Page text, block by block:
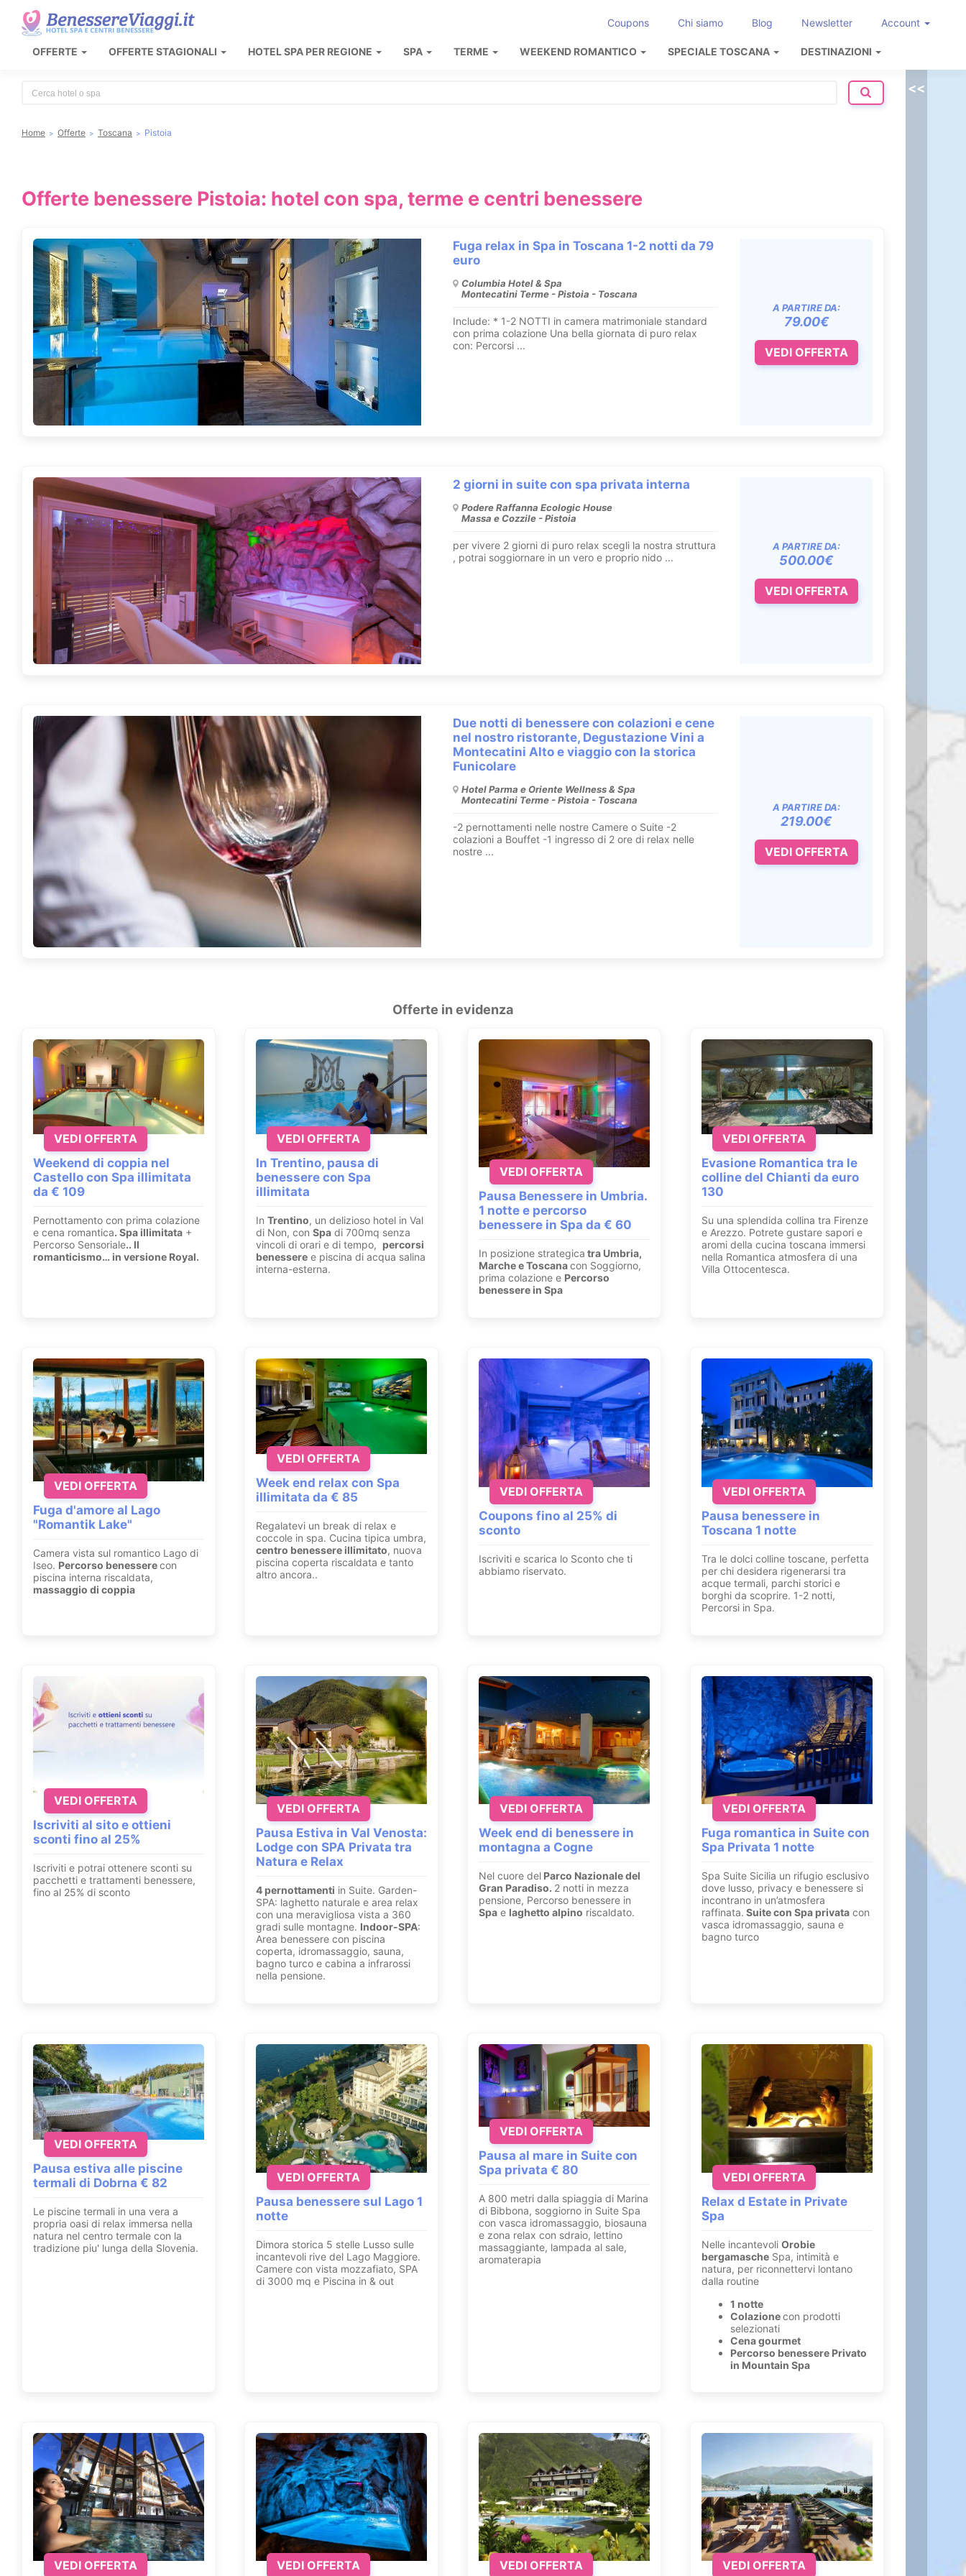
Coupons Chi siamo Blog Newsletter Account
OFFERTE OFFERTE STAGIONALI HOTEL SPA PER REGIONE SPA TERME WEEKEND ROMANTICO SPECIALE TOSCANA DESTINAZIONI
Home Offerte Toscana Pistoia
Offerte benessere Pistoia: hotel con spa, terme e centri benessere
Fuga relax in Spa in Toscana 1-2 notti da 79
euro
Columbia Hotel & Spa
Montecatini Terme - Pistoia - Toscana
Include: * 1-2 NOTTI in camera matrimoniale standard
con prima colazione Una bella giornata di puro relax
con: Percorsi ...
A PARTIRE DA:
79.00€
VEDI OFFERTA
2 giorni in suite con spa privata interna
Podere Raffanna Ecologic House
Massa e Cozzile - Pistoia
per vivere 2 giorni di puro relax scegli la nostra struttura
, potrai soggiornare in un vero e proprio nido ...
A PARTIRE DA:
500.00€
VEDI OFFERTA
Due notti di benessere con colazioni e cene
nel nostro ristorante, Degustazione Vini a
Montecatini Alto e viaggio con la storica
Funicolare
Hotel Parma e Oriente Wellness & Spa
Montecatini Terme - Pistoia - Toscana
-2 pernottamenti nelle nostre Camere o Suite -2
colazioni a Bouffet -1 ingresso di 2 ore di relax nelle
nostre ...
A PARTIRE DA:
219.00€
VEDI OFFERTA
Offerte in evidenza
Weekend di coppia nel
Castello con Spa illimitata
da € 109
Pernottamento con prima colazione
e cena romantica. Spa illimitata +
Percorso Sensoriale.. Il
romanticismo… in versione Royal.
VEDI OFFERTA
In Trentino, pausa di
benessere con Spa
illimitata
In Trentino, un delizioso hotel in Val
di Non, con Spa di 700mq senza
vincoli di orari e di tempo, percorsi
benessere e piscina di acqua salina
interna-esterna.
VEDI OFFERTA
Pausa Benessere in Umbria.
1 notte e percorso
benessere in Spa da € 60
In posizione strategica tra Umbria,
Marche e Toscanacon Soggiorno,
prima colazione e Percorso
benessere in Spa
VEDI OFFERTA
Evasione Romantica tra le
colline del Chianti da euro
130
Su una splendida collina tra Firenze
e Arezzo. Potrete gustare sapori e
aromi della cucina toscana immersi
nella Romantica atmosfera di una
Villa Ottocentesca.
VEDI OFFERTA
Fuga d'amore al Lago
"Romantik Lake"
Camera vista sul romantico Lago di
Iseo. Percorso benesserecon
piscina interna riscaldata,
massaggio di coppia
VEDI OFFERTA
Week end relax con Spa
illimitata da € 85
Regalatevi un break di relax e
coccole in spa. Cucina tipica umbra,
centro benessere illimitato, nuova
piscina coperta riscaldata e tanto
altro ancora..
VEDI OFFERTA
Coupons fino al 25% di
sconto
Iscriviti e scarica lo Sconto che ti
abbiamo riservato.
VEDI OFFERTA
Pausa benessere in
Toscana 1 notte
Tra le dolci colline toscane, perfetta
per chi desidera rigenerarsi tra
acque termali, parchi storici e
borghi da scoprire. 1-2 notti,
Percorsi in Spa.
VEDI OFFERTA
Iscriviti al sito e ottieni
sconti fino al 25%
Iscriviti e potrai ottenere sconti su
pacchetti e trattamenti benessere,
fino al 25% di sconto
VEDI OFFERTA
Pausa Estiva in Val Venosta:
Lodge con SPA Privata tra
Natura e Relax
4 pernottamenti in Suite. Garden-
SPA: laghetto naturale e area relax
con una meravigliosa vista a 360
gradi sulle montagne. Indoor-SPA:
Area benessere con piscina
coperta, idromassaggio, sauna,
bagno turco e cabina a infrarossi
nella pensione.
VEDI OFFERTA
Week end di benessere in
montagna a Cogne
Nel cuore del Parco Nazionale del
Gran Paradiso. 2 notti in mezza
pensione, Percorso benessere in
Spa e laghetto alpino riscaldato.
VEDI OFFERTA
Fuga romantica in Suite con
Spa Privata 1 notte
Spa Suite Sicilia un rifugio esclusivo
dove lusso, privacy e benessere si
incontrano in un’atmosfera
raffinata. Suite con Spa privata con
vasca idromassaggio, sauna e
bagno turco
VEDI OFFERTA
Pausa estiva alle piscine
termali di Dobrna € 82
Le piscine termali in una vera a
propria oasi di relax immersa nella
natura nel centro termale con la
tradizione piu' lunga della Slovenia.
VEDI OFFERTA
Pausa benessere sul Lago 1
notte
Dimora storica 5 stelle Lusso sulle
incantevoli rive del Lago Maggiore.
Camere con vista mozzafiato, SPA
di 3000 mq e Piscina in & out
VEDI OFFERTA
Pausa al mare in Suite con
Spa privata € 80
A 800 metri dalla spiaggia di Marina
di Bibbona, soggiorno in Suite Spa
con vasca idromassaggio, biosauna
e zona relax con sdraio, lettino
massaggiante, lampada al sale,
aromaterapia
VEDI OFFERTA
Relax d Estate in Private
Spa
Nelle incantevoli Orobie
bergamasche Spa, intimità e
natura, per riconnettervi lontano
dalla routine
1 notte
Colazionecon prodotti
selezionati
Cena gourmet
Percorso benessere Privato
in Mountain Spa
VEDI OFFERTA
VEDI OFFERTA VEDI OFFERTA VEDI OFFERTA VEDI OFFERTA
<<